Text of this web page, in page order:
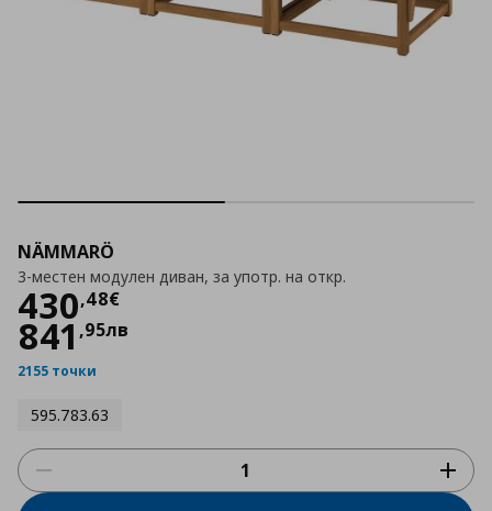
NÄMMARÖ
3-местен модулен диван, за употр. на откр.
430,48€
Цена430,48 €
841 ,95лв
2155 точки
595.783.63